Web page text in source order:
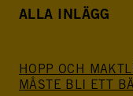
HEMSIDAN
FBA - BLOGGEN
ALLA INLÄGG
HOPP OCH
MÅSTE BLI ETT